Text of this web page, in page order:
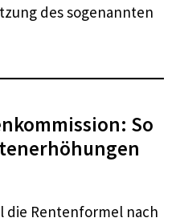
des sogenannten
So
die Rentenformel nach